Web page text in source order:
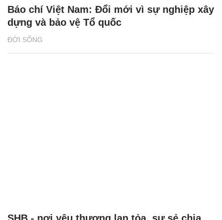
ĐỜI SỐNG
Báo chí Việt Nam: Đổi mới vì sự nghiệp xây
dựng và bảo vệ Tổ quốc